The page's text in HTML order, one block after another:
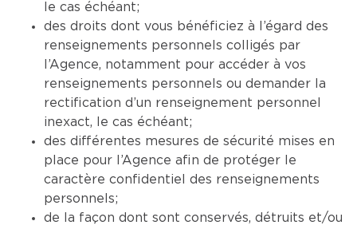
le cas échéant;
des droits dont vous bénéficiez à l’égard des
renseignements personnels colligés par
l’Agence, notamment pour accéder à vos
renseignements personnels ou demander la
rectification d’un renseignement personnel
inexact, le cas échéant;
des différentes mesures de sécurité mises en
place pour l’Agence afin de protéger le
caractère confidentiel des renseignements
personnels;
de la façon dont sont conservés, détruits et/ou